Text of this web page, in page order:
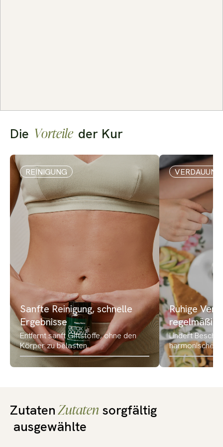
Folie 1 von 5
Die Vorteile der Kur
REINIGUNG
Sanfte Reinigung, schnelle
Ergebnisse
Entfernt sanft Giftstoffe, ohne den
Körper zu belasten.
VERDAUUNG
Ruhige
Lindert
harmonische
ZutatenZutaten sorgfältig
ausgewählte